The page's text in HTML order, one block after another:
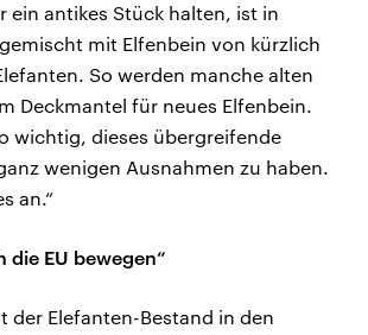
ein antikes Stück halten, ist in
mit Elfenbein von kürzlich
So werden manche alten
Deckmantel für neues Elfenbein.
wichtig, dieses übergreifende
wenigen Ausnahmen zu haben.
an.“
die EU bewegen“
der Elefanten-Bestand in den